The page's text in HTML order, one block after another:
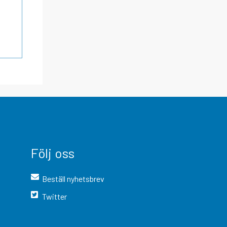
Följ oss
Beställ nyhetsbrev
Twitter